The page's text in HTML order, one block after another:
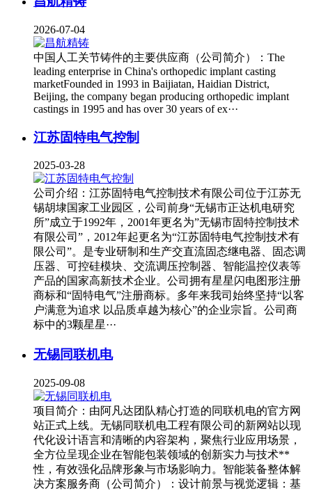
2026-07-04
中国人工关节铸件的主要供应商（公司简介）：The
leading enterprise in China's orthopedic implant casting
marketFounded in 1993 in Baijiatan, Haidian District,
Beijing, the company began producing orthopedic implant
castings in 1995 and has over 30 years of ex···
江苏固特电气控制
2025-03-28
公司介绍：江苏固特电气控制技术有限公司位于江苏无
锡胡埭国家工业园区，公司前身“无锡市正达机电研究
所”成立于1992年，2001年更名为”无锡市固特控制技术
有限公司”，2012年起更名为“江苏固特电气控制技术有
限公司”。是专业研制和生产交直流固态继电器、固态调
压器、可控硅模块、交流调压控制器、智能温控仪表等
产品的国家高新技术企业。公司拥有星星闪电图形注册
商标和“固特电气”注册商标。多年来我司始终坚持“以客
户满意为追求 以品质卓越为核心”的企业宗旨。公司商
标中的3颗星星···
无锡同联机电
2025-09-08
项目简介：由阿凡达团队精心打造的同联机电的官方网
站正式上线。无锡同联机电工程有限公司的新网站以现
代化设计语言和清晰的内容架构，聚焦行业应用场景，
全方位呈现企业在智能包装领域的创新实力与技术**
性，有效强化品牌形象与市场影响力。智能装备整体解
决方案服务商（公司简介）：设计前景与视觉逻辑：基